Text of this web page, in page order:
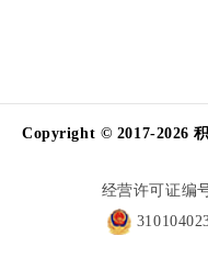
Copyright © 2017-2026
经营许可证编